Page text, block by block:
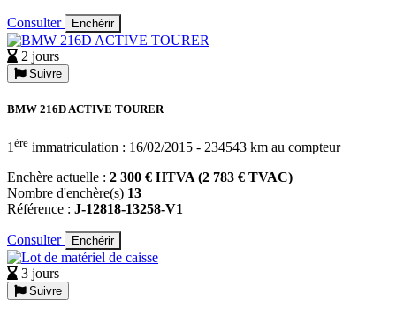
Consulter Enchérir
2 jours
Suivre
BMW 216D ACTIVE TOURER
1 ère immatriculation : 16/02/2015 - 234543 km au compteur
Enchère actuelle : 2 300 € HTVA (2 783 € TVAC)
Nombre d'enchère(s) 13
Référence : J-12818-13258-V1
Consulter Enchérir
3 jours
Suivre